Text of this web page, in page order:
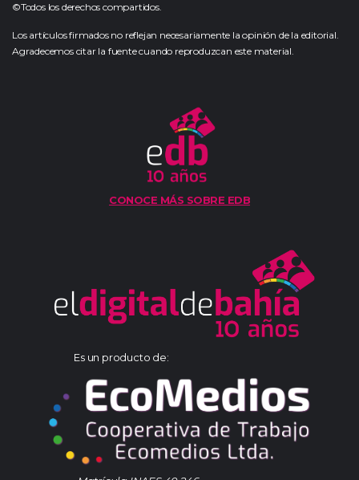
©Todos los derechos compartidos.
Los artículos firmados no reflejan necesariamente la opinión de la editorial.
Agradecemos citar la fuente cuando reproduzcan este material.
CONOCE MÁS SOBRE EDB
Es un producto de: